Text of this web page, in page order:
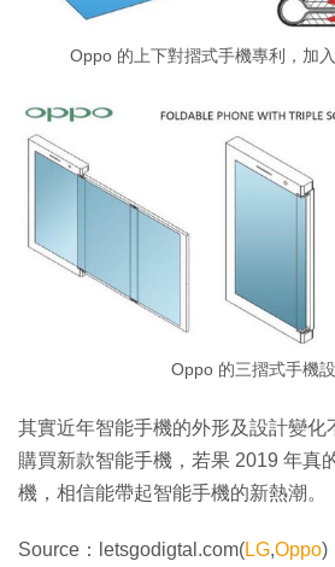
Oppo 的上下對摺式手機專利，加
Oppo 的三摺式手機設
其實近年智能手機的外形及設計變化
購買新款智能手機，若果 2019 年真
機，相信能帶起智能手機的新熱潮。
Source：letsgodigtal.com(LG,Oppo)